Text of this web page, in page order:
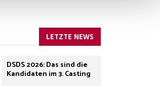
LETZTE NEWS
DSDS 2026: Das sind die
Kandidaten im 3. Casting